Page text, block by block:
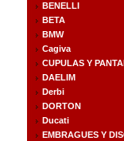
BENELLI
BETA
BMW
Cagiva
CUPULAS Y
DAELIM
Derbi
DORTON
Ducati
EMBRAGUES Y